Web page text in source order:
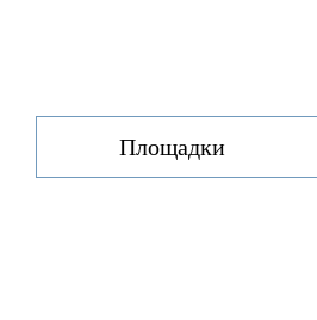
Площадки